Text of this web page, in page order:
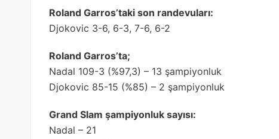
Roland Garros’taki son randevuları:
Djokovic 3-6, 6-3, 7-6, 6-2
Roland Garros’ta;
Nadal 109-3 (%97,3) – 13 şampiyonluk
Djokovic 85-15 (%85) – 2 şampiyonluk
Grand Slam şampiyonluk sayısı:
Nadal – 21